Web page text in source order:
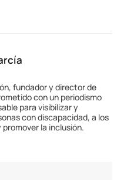
fundador y director de
con un periodismo
para visibilizar y
con discapacidad, a los
la inclusión.